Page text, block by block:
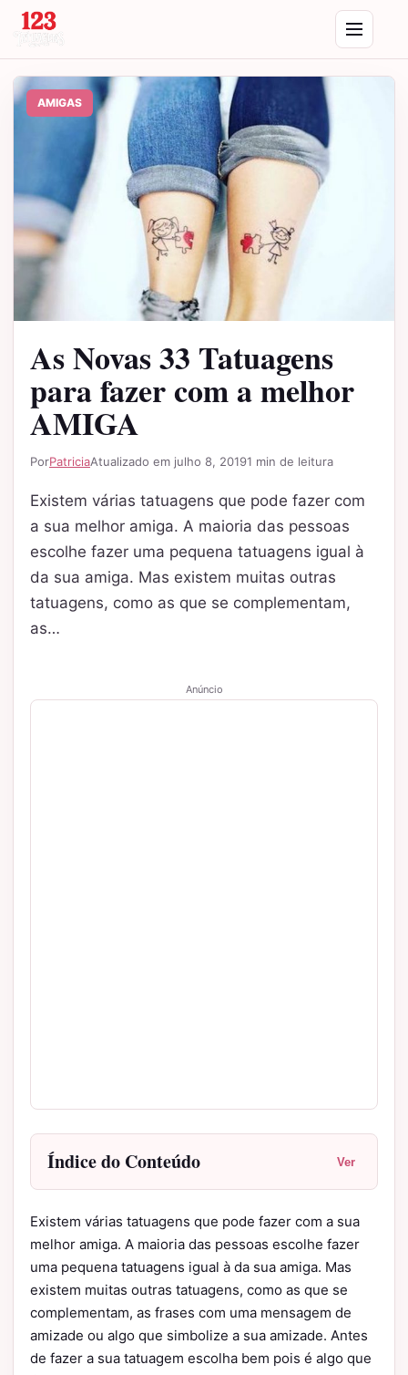
Saltar para o conteúdo
Abrir menu
AMIGAS
As Novas 33 Tatuagens
para fazer com a melhor
AMIGA
PorPatriciaAtualizado em julho 8, 20191 min de leitura
Existem várias tatuagens que pode fazer com
a sua melhor amiga. A maioria das pessoas
escolhe fazer uma pequena tatuagens igual à
da sua amiga. Mas existem muitas outras
tatuagens, como as que se complementam,
as…
Anúncio
Índice do Conteúdo Ver
Existem várias tatuagens que pode fazer com a sua
melhor amiga. A maioria das pessoas escolhe fazer
uma pequena tatuagens igual à da sua amiga. Mas
existem muitas outras tatuagens, como as que se
complementam, as frases com uma mensagem de
amizade ou algo que simbolize a sua amizade. Antes
de fazer a sua tatuagem escolha bem pois é algo que